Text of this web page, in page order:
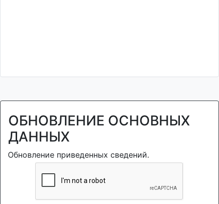
ОБНОВЛЕНИЕ ОСНОВНЫХ
ДАННЫХ
Обновление приведенных сведений.